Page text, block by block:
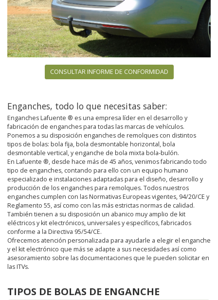
CONSULTAR INFORME DE CONFORMIDAD
Enganches, todo lo que necesitas saber:
Enganches Lafuente ® es una empresa líder en el desarrollo y
fabricación de enganches para todas las marcas de vehículos.
Ponemos a su disposición enganches de remolques con distintos
tipos de bolas: bola fija, bola desmontable horizontal, bola
desmontable vertical, y enganche de bola mixta bola-bulón.
En Lafuente ®, desde hace más de 45 años, venimos fabricando todo
tipo de enganches, contando para ello con un equipo humano
especializado e instalaciones adaptadas para el diseño, desarrollo y
producción de los enganches para remolques. Todos nuestros
enganches cumplen con las Normativas Europeas vigentes, 94/20/CE y
Reglamento 55, así como con las más estrictas normas de calidad.
También tienen a su disposición un abanico muy amplio de kit
eléctricos y kit electrónicos, universales y específicos, fabricados
conforme a la Directiva 95/54/CE.
Ofrecemos atención personalizada para ayudarle a elegir el enganche
y el kit electrónico que más se adapte a sus necesidades así como
asesoramiento sobre las documentaciones que le pueden solicitar en
las ITVs.
TIPOS DE BOLAS DE ENGANCHE